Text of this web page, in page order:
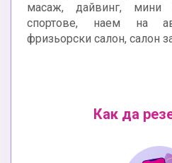
масаж, дайвинг, мини
спортове, наем на
фризьорски салон, салон
Как да